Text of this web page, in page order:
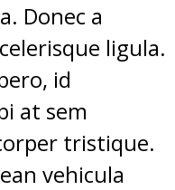
Donec a
ligula.
id
at sem
tristique.
vehicula